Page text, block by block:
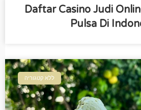
Daftar Casino Judi
Pulsa Di
ללא קטגוריה